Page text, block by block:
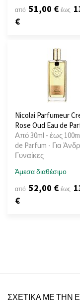
από 51,00 € έως
€
Nicolai Parfumeur
Rose Oud Eau de
Από 30ml - έως
de Parfum - Για
Γυναίκες
Άμεσα διαθέσιμο
από 52,00 € έως
€
ΣΧΕΤΙΚΑ ΜΕ ΤΗΝ